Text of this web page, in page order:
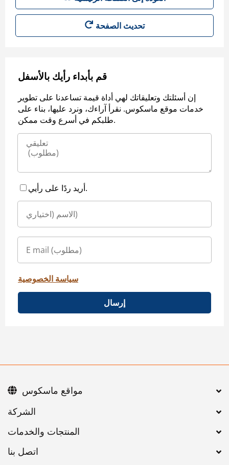
تحديث الصفحة
قم بأبداء رأيك بالأسفل
إن أسئلتك وتعليقاتك لهي أداة قيمة تساعدنا على تطوير
خدمات موقع ماسكوس. نقرأ آراءك، ونرد عليها، بناء على
طلبكم في أسرع وقت ممكن.
أريد ردًا على رأيي.
سياسة الخصوصية
إرسال
اتصل بنا
مواقع ماسكوس